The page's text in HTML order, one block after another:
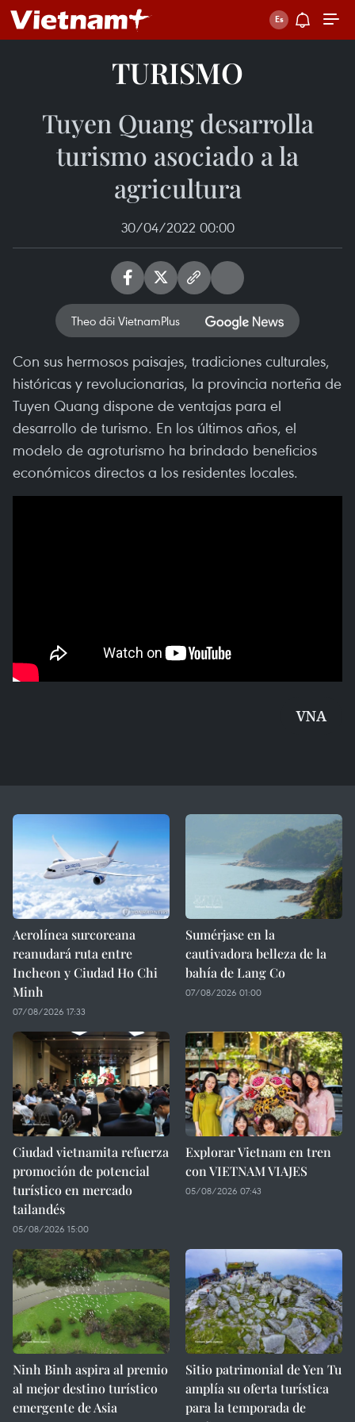
TURISMO
Tuyen Quang desarrolla
turismo asociado a la
agricultura
30/04/2022 00:00
Theo dõi VietnamPlus
Con sus hermosos paisajes, tradiciones culturales,
históricas y revolucionarias, la provincia norteña de
Tuyen Quang dispone de ventajas para el
desarrollo de turismo. En los últimos años, el
modelo de agroturismo ha brindado beneficios
económicos directos a los residentes locales.
VNA
Aerolínea surcoreana
reanudará ruta entre
Incheon y Ciudad Ho Chi
Minh
07/08/2026 17:33
Sumérjase en la
cautivadora belleza de la
bahía de Lang Co
07/08/2026 01:00
Ciudad vietnamita refuerza
promoción de potencial
turístico en mercado
tailandés
05/08/2026 15:00
Explorar Vietnam en tren
con VIETNAM VIAJES
05/08/2026 07:43
Ninh Binh aspira al premio
al mejor destino turístico
emergente de Asia
Sitio patrimonial de Yen Tu
amplía su oferta turística
para la temporada de